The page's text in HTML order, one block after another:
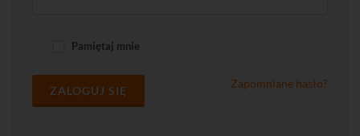
Pamiętaj mnie
ZALOGUJ SIĘ
Zapomniane hasło?